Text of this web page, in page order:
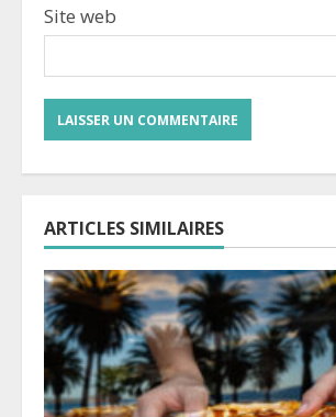
Site web
ARTICLES SIMILAIRES